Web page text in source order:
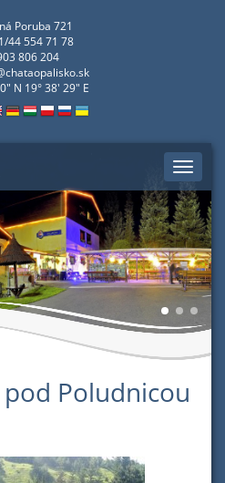
Poruba 721
44 554 71 78
806 204
N 19° 38' 29" E
Toggle
pod Poludnicou